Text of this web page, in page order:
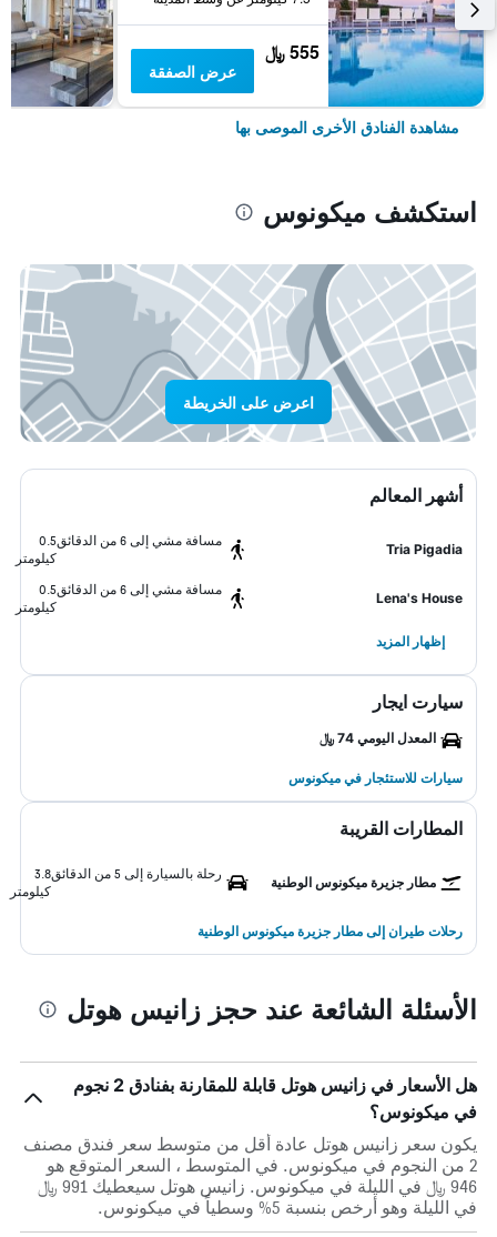
555 ﷼
عرض الصفقة
مشاهدة الفنادق الأخرى الموصى بها
استكشف ميكونوس
اعرض على الخريطة
أشهر المعالم
Tria Pigadia
مسافة مشي إلى 6 من الدقائق
0.5
كيلومتر
Lena's House
مسافة مشي إلى 6 من الدقائق
0.5
كيلومتر
إظهار المزيد
سيارت ايجار
المعدل اليومي 74 ﷼
سيارات للاستئجار في ميكونوس
المطارات القريبة
مطار جزيرة ميكونوس الوطنية
رحلة بالسيارة إلى 5 من الدقائق
3.8
كيلومتر
رحلات طيران إلى مطار جزيرة ميكونوس الوطنية
الأسئلة الشائعة عند حجز زانيس هوتل
هل الأسعار في زانيس هوتل قابلة للمقارنة بفنادق 2 نجوم
في ميكونوس؟
يكون سعر زانيس هوتل عادة أقل من متوسط ​​سعر فندق مصنف
2 من النجوم في ميكونوس. في المتوسط ، السعر المتوقع هو
946 ﷼ في الليلة في ميكونوس. زانيس هوتل سيعطيك 991 ﷼
في الليلة وهو أرخص بنسبة 5% وسطياً في ميكونوس.